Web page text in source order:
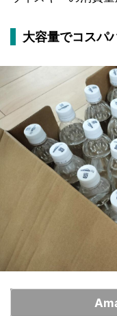
大容量でコスパ